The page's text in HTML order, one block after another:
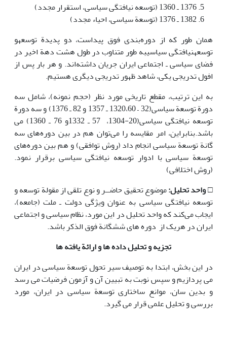
1376 ـ 1360 (توسعه نیافتگی سیاسی، استقرار مجدد)
1382 ـ 1376 (توسعة سیاسی، احیاء‌ مجدد)
همان طور که از دوره‌بندی فوق پیداست، دو پدیدة توسعهو
توسعهنیافتگی سیاسیبه طور متناوب در طول هشت دهة اخیر در
فضای سیاسی ـ اجتماعی ایران جریان داشته‌اند. و هر بار پس از
افول تدریجی یکی، شاهد ظهور تدریجی دیگری هستیم.
به این ترتیب، مقطع تاریخی مورد نظر (حجم نمونه)، شامل سه
دورة توسعة سیاسی(32 – 1320،60 ـ 1357 و 82 ـ 1376) و سه دورة
توسعه نیافتگی سیاسی(20-1304،
57 ـ 1332و 76 ـ 1360) می
باشد.بنابراین، امر مقایسه را می‌توان هم در بین دوره‌های سه
گانة توسعة سیاسی انجام داد (روش توافقی) و هم بین دوره‌های
توسعة سیاسی با ادوار توسعه نیافتگی سیاسی برقرار نمود.
(روش اختلافی)
□واحد تحلیل:موضوع تحقیق حاضــر و نوع تلقی از مقولة توسعه و
توسعه نیافتگی سیاسی به عنوان ویژگی دولت ـ ملت (جامعه)،
ایجاب می‌کند که واحد تحلیل در این مورد، نظام سیاسی و اجتماعی
ایران در هریک از دوره های ششگانة فوق الذکر باشد.
تجزیه و تحلیل داده ها و ارائة یافته ها
در این بخش، ابتدا به توصیف سیر تحول توسعة سیاسی در ایران
می پردازیم و سپس نوبت به تبیین آن و آزمون فرضیات می رسد
و بدین سان، موانع ساختاری توسعة سیاسی در ایران، مورد
بررسی و تحلیل علمی قرار می گیرد.